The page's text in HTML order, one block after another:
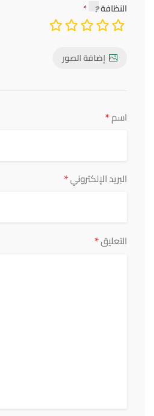
النظافة
إضافة الصور
اسم*
البريد الإلكتروني*
التعليق*